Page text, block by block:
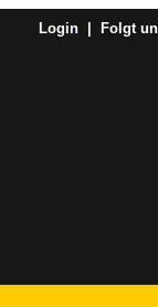
Login | Folgt